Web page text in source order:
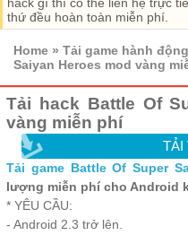
thứ đều hoàn toàn miễn phí.
Home » Tải game hành động
Saiyan Heroes mod vàng
Tải hack Battle Of
vàng miễn phí
TẢI
Tải game Battle Of Super
lượng miễn phí cho Android
* YÊU CẦU:
- Android 2.3 trở lên.